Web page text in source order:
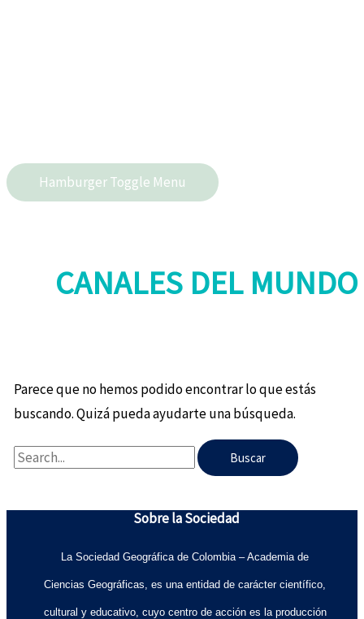
Hamburger Toggle Menu
CANALES DEL MUNDO
Parece que no hemos podido encontrar lo que estás
buscando. Quizá pueda ayudarte una búsqueda.
Sobre la Sociedad
La Sociedad Geográfica de Colombia – Academia de
Ciencias Geográficas, es una entidad de carácter científico,
cultural y educativo, cuyo centro de acción es la producción